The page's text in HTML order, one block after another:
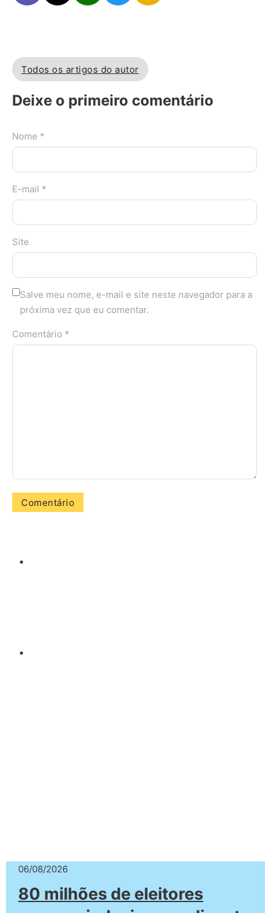
Todos os artigos do autor
Deixe o primeiro comentário
Nome *
E-mail *
Site
Salve meu nome, e-mail e site neste navegador para a
próxima vez que eu comentar.
Comentário *
06/08/2026
80 milhões de eleitores